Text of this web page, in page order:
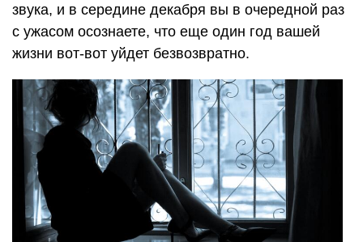
звука, и в середине декабря вы в очередной раз
с ужасом осознаете, что еще один год вашей
жизни вот-вот уйдет безвозвратно.